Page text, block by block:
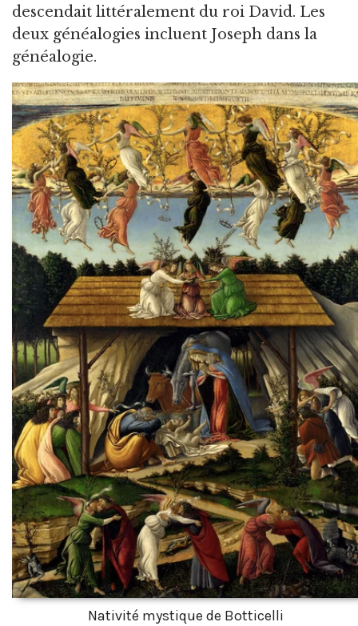
descendait littéralement du roi David. Les
deux généalogies incluent Joseph dans la
généalogie.
Nativité mystique de Botticelli